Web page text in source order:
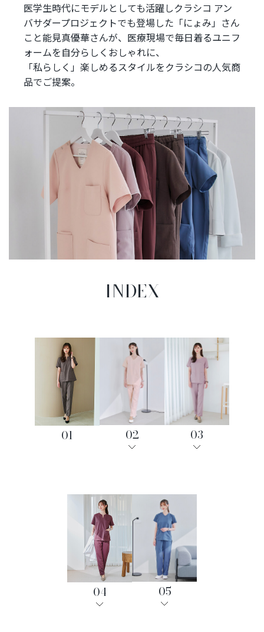
医学生時代にモデルとしても活躍しクラシコ アン
バサダープロジェクトでも登場した「にょみ」さん
こと能見真優華さんが、医療現場で毎日着るユニフ
ォームを自分らしくおしゃれに、
「私らしく」楽しめるスタイルをクラシコの人気商
品でご提案。
INDEX
01 02 03
04 05